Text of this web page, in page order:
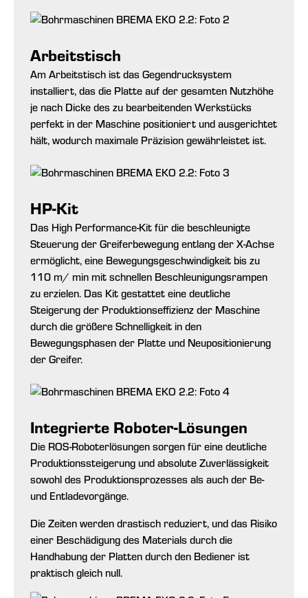
Arbeitstisch
Am Arbeitstisch ist das Gegendrucksystem
installiert, das die Platte auf der gesamten Nutzhöhe
je nach Dicke des zu bearbeitenden Werkstücks
perfekt in der Maschine positioniert und ausgerichtet
hält, wodurch maximale Präzision gewährleistet ist.
HP-Kit
Das High Performance-Kit für die beschleunigte
Steuerung der Greiferbewegung entlang der X-Achse
ermöglicht, eine Bewegungsgeschwindigkeit bis zu
110 m/ min mit schnellen Beschleunigungsrampen
zu erzielen. Das Kit gestattet eine deutliche
Steigerung der Produktionseffizienz der Maschine
durch die größere Schnelligkeit in den
Bewegungsphasen der Platte und Neupositionierung
der Greifer.
Integrierte Roboter-Lösungen
Die ROS-Roboterlösungen sorgen für eine deutliche
Produktionssteigerung und absolute Zuverlässigkeit
sowohl des Produktionsprozesses als auch der Be-
und Entladevorgänge.
Die Zeiten werden drastisch reduziert, und das Risiko
einer Beschädigung des Materials durch die
Handhabung der Platten durch den Bediener ist
praktisch gleich null.